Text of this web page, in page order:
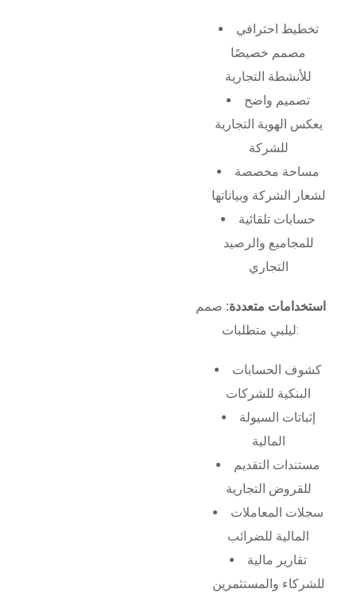
تخطيط احترافي
مصمم خصيصًا
للأنشطة التجارية
تصميم واضح
يعكس الهوية التجارية
للشركة
مساحة مخصصة
لشعار الشركة وبياناتها
حسابات تلقائية
للمجاميع والرصيد
التجاري
استخدامات متعددة: صمم
ليلبي متطلبات:
كشوف الحسابات
البنكية للشركات
إثباتات السيولة
المالية
مستندات التقديم
للقروض التجارية
سجلات المعاملات
المالية للضرائب
تقارير مالية
للشركاء والمستثمرين